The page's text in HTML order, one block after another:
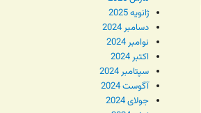
ژانویه 2025
دسامبر 2024
نوامبر 2024
اکتبر 2024
سپتامبر 2024
آگوست 2024
جولای 2024